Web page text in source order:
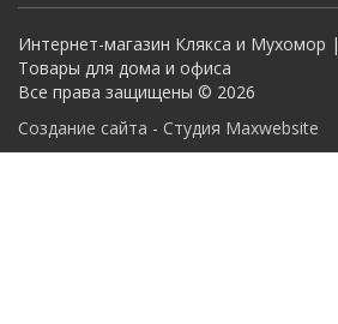
Интернет-магазин Клякса и Мухомор |
Товары для дома и офиса
Все права защищены © 2026
Создание сайта - Студия Maxwebsite